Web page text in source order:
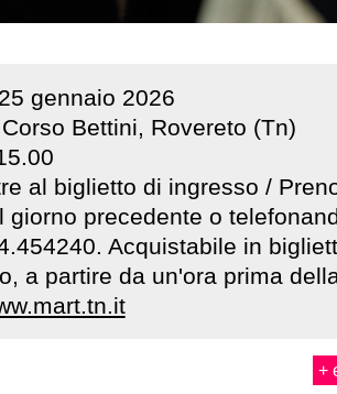
25 gennaio 2026
Bettini, Rovereto (Tn)
al biglietto di ingresso /
giorno precedente o
Acquistabile in
a partire da un'ora prima
+